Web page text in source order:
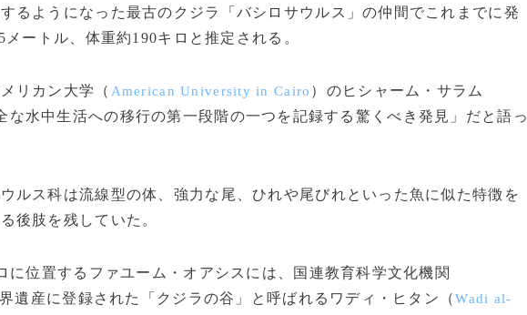
るようになった最古のクジラ「バシロサウルス」の仲間でこれまでに発
ートル、体重約190キロと推定される。
リカン大学（ American University in Cairo ）のヒシャーム・サラム
な水中生活への移行の第一段階の一つを記録する驚くべき発見」だと語っ
ルス科は流線型の体、強力な尾、ひれや尾びれといった魚に似た特徴を
後肢を残していた。
位置するファユーム・オアシスには、国連教育科学文化機関
界遺産に登録された「クジラの谷」と呼ばれるワディ・ヒタン（Wadi al-